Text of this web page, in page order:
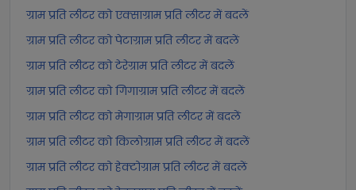
ग्राम प्रति लीटर को एक्साग्राम प्रति लीटर में बदलें
ग्राम प्रति लीटर को पेटाग्राम प्रति लीटर में बदलें
ग्राम प्रति लीटर को टेरेग्राम प्रति लीटर में बदलें
ग्राम प्रति लीटर को गिगाग्राम प्रति लीटर में बदलें
ग्राम प्रति लीटर को मेगाग्राम प्रति लीटर में बदलें
ग्राम प्रति लीटर को किलोग्राम प्रति लीटर में बदलें
ग्राम प्रति लीटर को हेक्टोग्राम प्रति लीटर में बदलें